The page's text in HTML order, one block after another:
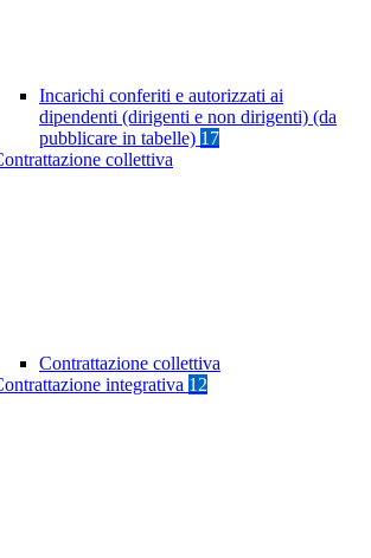
Incarichi conferiti e autorizzati ai
dipendenti (dirigenti e non dirigenti) (da
pubblicare in tabelle) 17
collettiva
Contrattazione collettiva
integrativa 12